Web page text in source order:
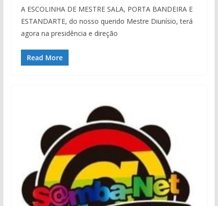
A ESCOLINHA DE MESTRE SALA, PORTA BANDEIRA E
ESTANDARTE, do nosso querido Mestre Diunísio, terá
agora na presidência e direção
Read More